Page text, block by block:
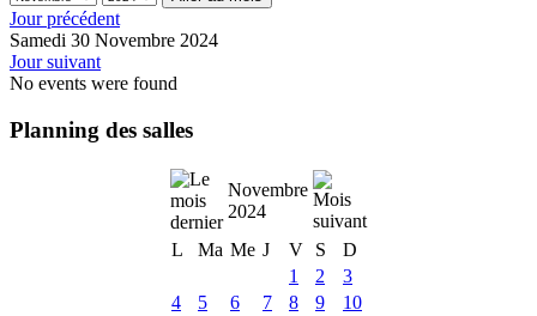
Jour précédent
Samedi 30 Novembre 2024
Jour suivant
No events were found
Planning des salles
Novembre
2024
L
Ma Me J V S
D
1
2
3
4
5 6 7 8 9
10